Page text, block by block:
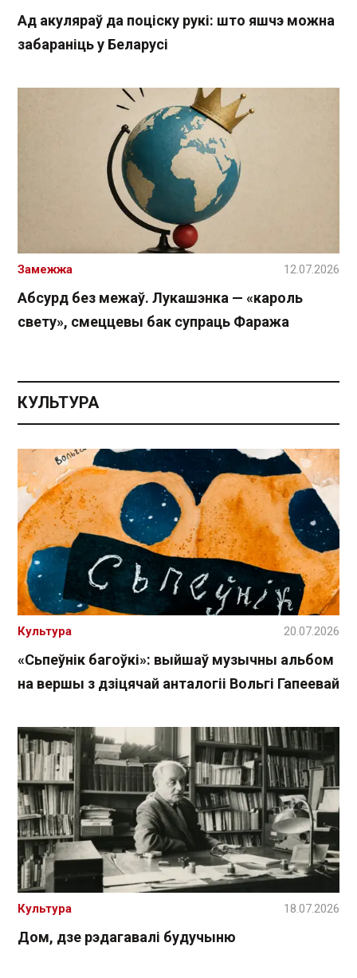
Ад акуляраў да поціску рукі: што яшчэ можна
забараніць у Беларусі
Абсурд без межаў. Лукашэнка — «кароль
свету», смеццевы бак супраць Фаража
Замежжа 12.07.2026
КУЛЬТУРА
«Сьпеўнік багоўкі»: выйшаў музычны альбом
на вершы з дзіцячай анталогіі Вольгі Гапеевай
Культура 20.07.2026
Дом, дзе рэдагавалі будучыню
Культура 18.07.2026